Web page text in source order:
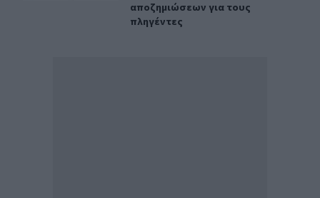
αποζημιώσεων για τους
πληγέντες